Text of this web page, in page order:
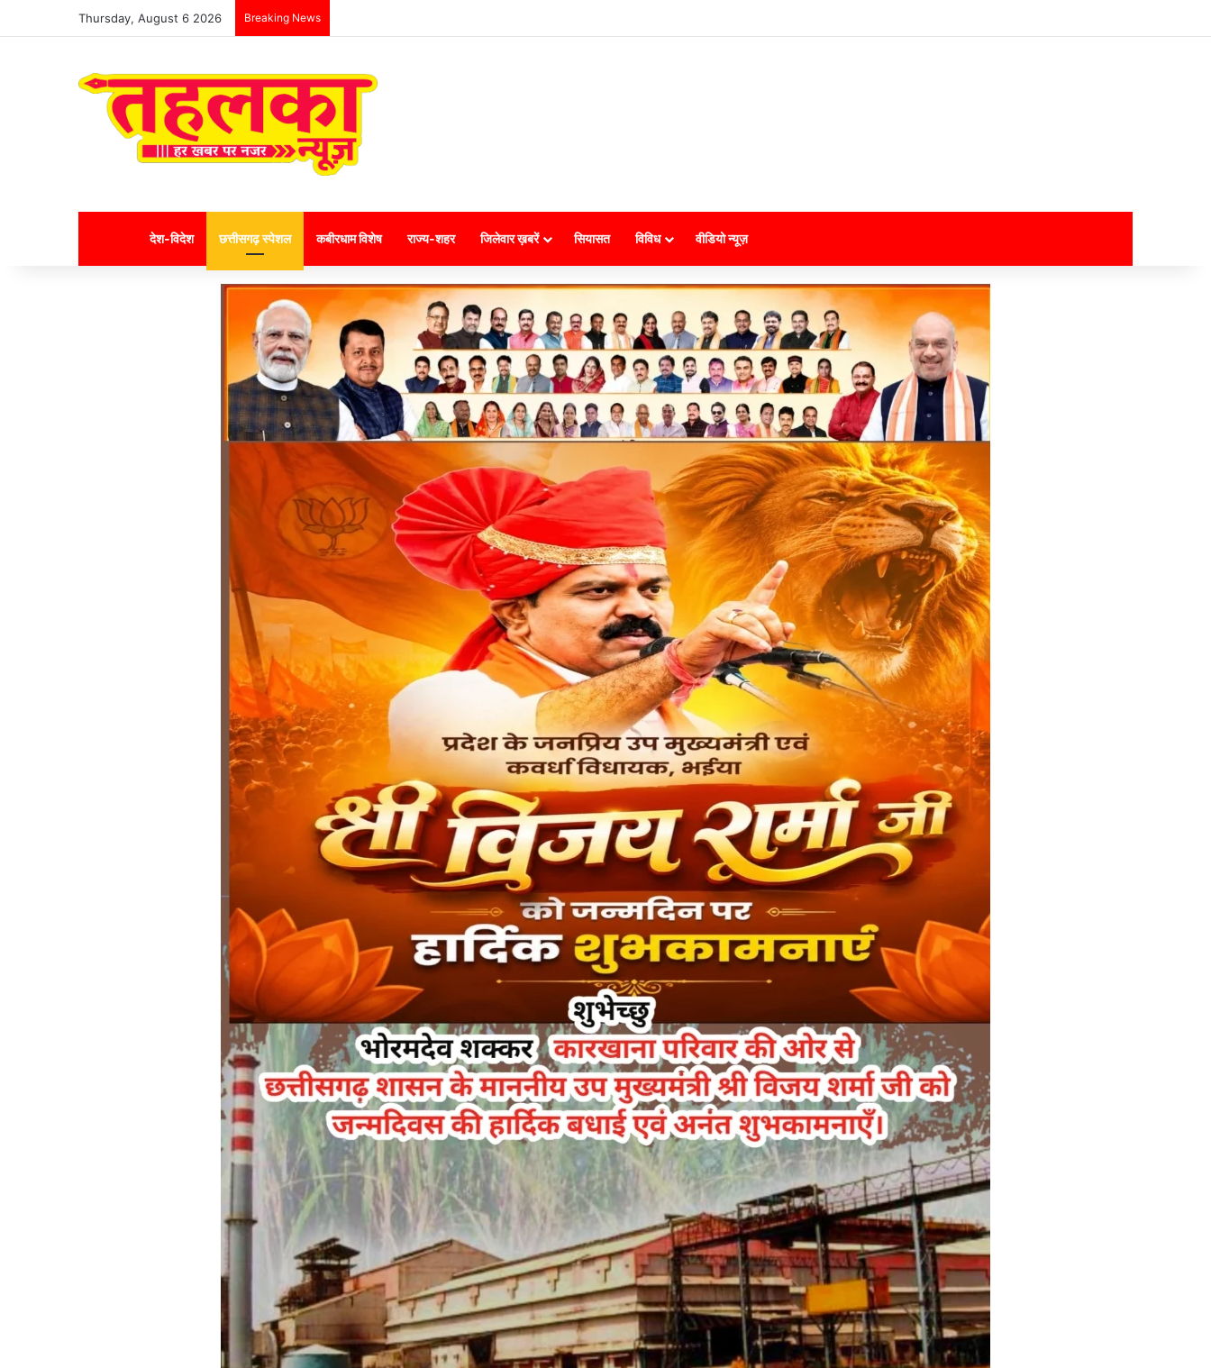
Thursday, August 6 2026 Breaking News
Homeदेश-विदेश छत्तीसगढ़ स्पेशल कबीरधाम विशेष राज्य-शहर जिलेवार ख़बरें सियासत विविध वीडियो न्यूज़